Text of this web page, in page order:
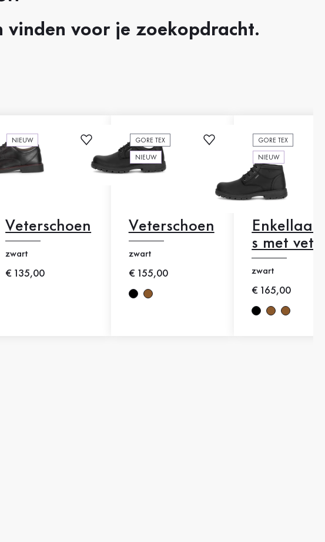
vinden voor je zoekopdracht.
NIEUW
Veterschoen
zwart
Nieuwe prijs
€ 135,00
GORE TEX
NIEUW
Veterschoen
zwart
Nieuwe prijs
€ 155,00
GORE TEX
NIEUW
s met
zwart
Nieuwe prijs
€ 165,00